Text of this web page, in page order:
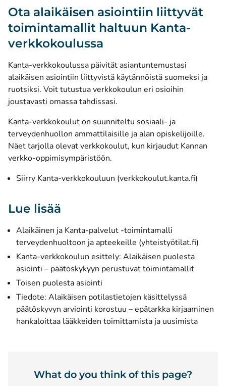
Ota alaikäisen asiointiin liittyvät
toimintamallit haltuun Kanta-
verkkokoulussa
Kanta-verkkokoulussa päivität asiantuntemustasi
alaikäisen asiointiin liittyvistä käytännöistä suomeksi ja
ruotsiksi. Voit tutustua verkkokoulun eri osioihin
joustavasti omassa tahdissasi.
Kanta-verkkokoulut on suunniteltu sosiaali- ja
terveydenhuollon ammattilaisille ja alan opiskelijoille.
Näet tarjolla olevat verkkokoulut, kun kirjaudut Kannan
verkko-oppimisympäristöön.
Siirry Kanta-verkkokouluun (verkkokoulut.kanta.fi)
Lue lisää
Alaikäinen ja Kanta-palvelut -toimintamalli
terveydenhuoltoon ja apteekeille (yhteistyötilat.fi)
Kanta-verkkokoulun esittely: Alaikäisen puolesta
asiointi – päätöskykyyn perustuvat toimintamallit
Toisen puolesta asiointi
Tiedote: Alaikäisen potilastietojen käsittelyssä
päätöskyvyn arviointi korostuu – epätarkka kirjaaminen
hankaloittaa lääkkeiden toimittamista ja uusimista
What do you think of this page?